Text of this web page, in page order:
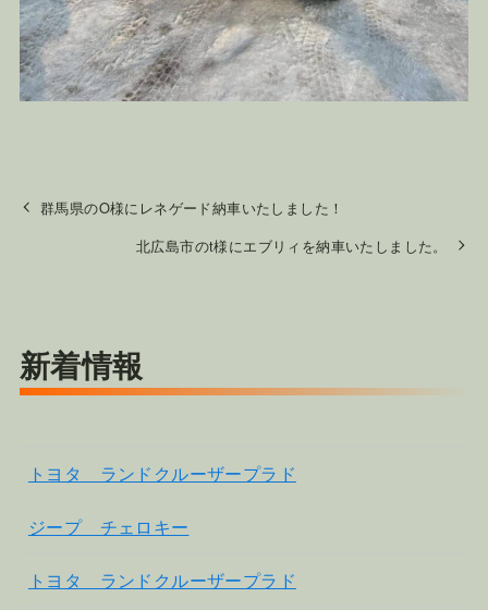
群馬県のO様にレネゲード納車いたしました！
北広島市のt様にエブリィを納車いたしました。
新着情報
トヨタ ランドクルーザープラド
ジープ チェロキー
トヨタ ランドクルーザープラド